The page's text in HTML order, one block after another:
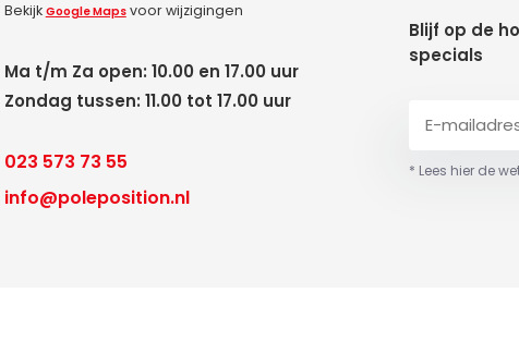
Bekijk Google Mapsvoor wijzigingen
Ma t/m Za open: 10.00 en 17.00 uur
Zondag tussen: 11.00 tot 17.00 uur
023 573 73 55
info@poleposition.nl
Blijf op de
specials
* Lees hier de